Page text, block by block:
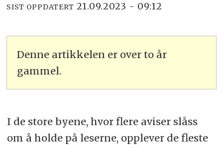
SIST OPPDATERT 21.09.2023 - 09:12
Denne artikkelen er over to år
gammel.
I de store byene, hvor flere aviser slåss
om å holde på leserne, opplever de fleste